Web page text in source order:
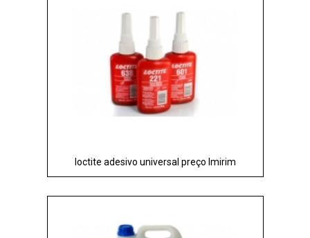
loctite adesivo universal preço Imirim